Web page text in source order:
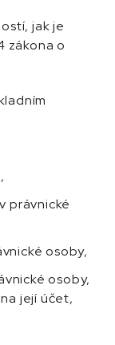
jak je
zákona o
právnické
osoby,
osoby,
její účet,